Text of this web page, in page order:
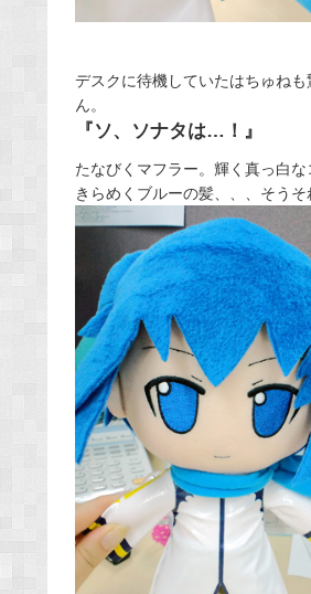
デスクに待機していたはちゅね
ん。
『ソ、ソナタは…！』
たなびくマフラー。輝く真っ白な
きらめくブルーの髪、、、そうそ